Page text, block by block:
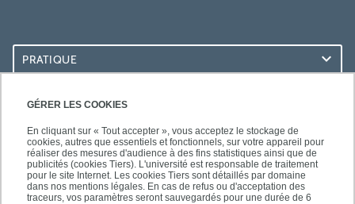
GÉRER LES COOKIES
En cliquant sur « Tout accepter », vous acceptez le stockage de
cookies, autres que essentiels et fonctionnels, sur votre appareil pour
réaliser des mesures d'audience à des fins statistiques ainsi que de
publicités (cookies Tiers). L'université est responsable de traitement
pour le site Internet. Les cookies Tiers sont détaillés par domaine
dans nos mentions légales. En cas de refus ou d'acceptation des
traceurs, vos paramètres seront sauvegardés pour une durée de 6
PRATIQUE
ACCÈS RAPIDES
LES BU SUR...